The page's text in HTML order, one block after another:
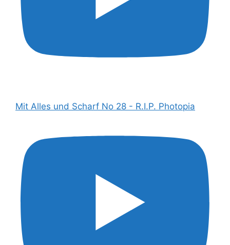
Mit Alles und Scharf No 28 - R.I.P. Photopia